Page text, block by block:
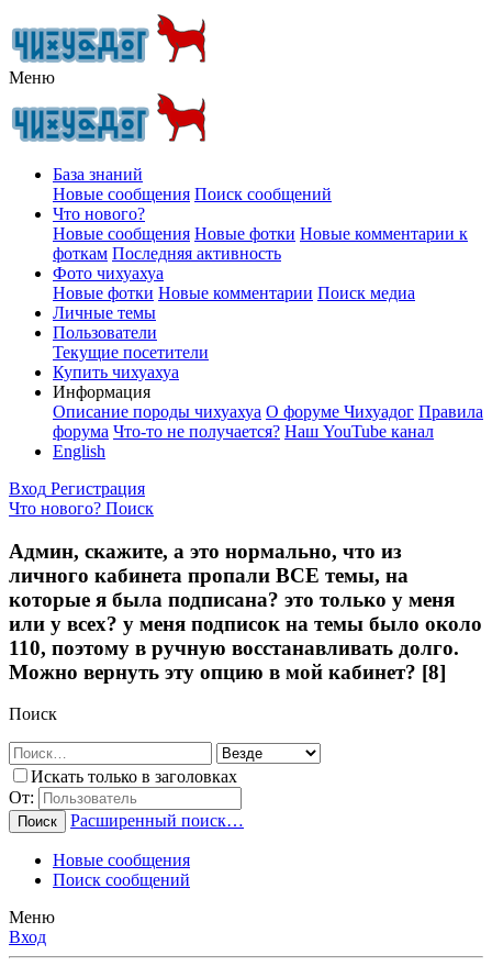
Меню
База знаний
Новые сообщения Поиск сообщений
Что нового?
Новые сообщения Новые фотки Новые комментарии к
фоткам Последняя активность
Фото чихуахуа
Новые фотки Новые комментарии Поиск медиа
Личные темы
Пользователи
Текущие посетители
Купить чихуахуа
Информация
Описание породы чихуахуа О форуме Чихуадог Правила
форума Что-то не получается? Наш YouTube канал
English
Вход Регистрация
Что нового? Поиск
Админ, скажите, а это нормально, что из
личного кабинета пропали ВСЕ темы, на
которые я была подписана? это только у меня
или у всех? у меня подписок на темы было около
110, поэтому в ручную восстанавливать долго.
Можно вернуть эту опцию в мой кабинет? [8]
Поиск
Искать только в заголовках
От:
Поиск Расширенный поиск…
Новые сообщения
Поиск сообщений
Меню
Вход